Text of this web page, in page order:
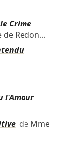
Crime
de Redon…
l'Amour
de Mme